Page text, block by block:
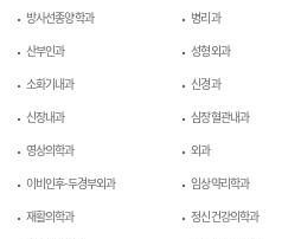
방사선종양학과
병리과
산부인과
성형외과
소화기내과
신경과
신장내과
심장혈관내과
영상의학과
외과
이비인후-두경부외과
임상약리학과
재활의학과
정신건강의학과